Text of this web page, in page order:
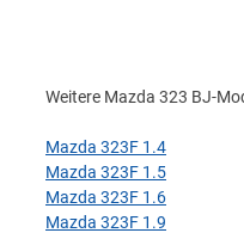
Weitere Mazda 323 BJ-
Mazda 323F 1.4
Mazda 323F 1.5
Mazda 323F 1.6
Mazda 323F 1.9